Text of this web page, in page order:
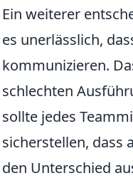
Ein weiterer
es unerlässlich,
kommunizieren.
schlechten
sollte jedes
sicherstellen, dass
den Unterschied